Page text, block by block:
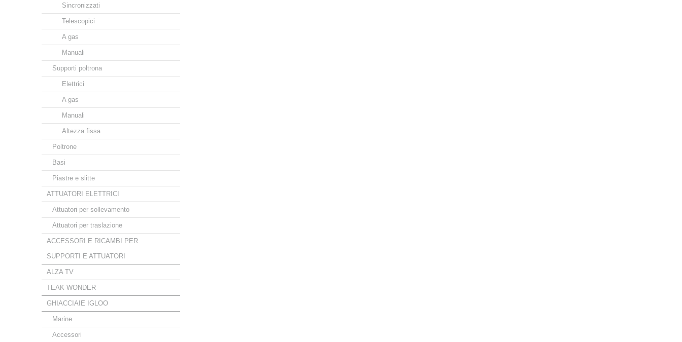
Sincronizzati
Telescopici
A gas
Manuali
Supporti poltrona
Elettrici
A gas
Manuali
Altezza fissa
Poltrone
Basi
Piastre e slitte
ATTUATORI ELETTRICI
Attuatori per sollevamento
Attuatori per traslazione
ACCESSORI E RICAMBI PER
SUPPORTI E ATTUATORI
ALZA TV
TEAK WONDER
GHIACCIAIE IGLOO
Marine
Accessori